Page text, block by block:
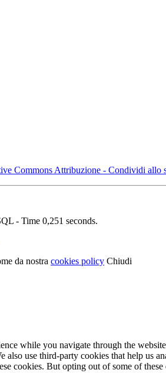
Commons Attribuzione - Condividi allo
- Time 0,251 seconds.
da nostra cookies policy Chiudi
while you navigate through the
use third-party cookies that help us
cookies. But opting out of some of